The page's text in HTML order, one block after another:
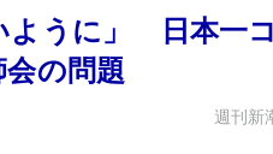
ように」 日本一
の問題
週刊新